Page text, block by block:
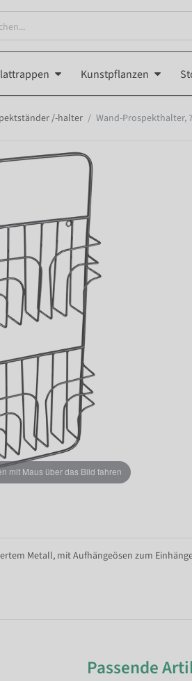
Kunstpflanzen
/-halter Wand-Prospekthalter,
mit Maus über das Bild fahren
Metall, mit Aufhängeösen zum
Passende